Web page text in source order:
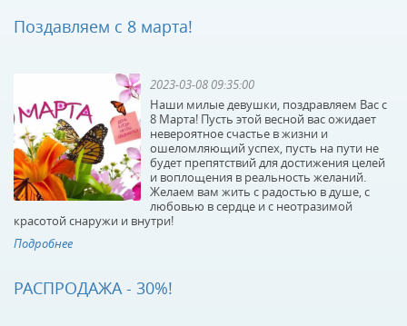
Поздавляем с 8 марта!
2023-03-08 09:35:00
Наши милые девушки, поздравляем Вас с
8 Марта! Пусть этой весной вас ожидает
невероятное счастье в жизни и
ошеломляющий успех, пусть на пути не
будет препятствий для достижения целей
и воплощения в реальность желаний.
Желаем вам жить с радостью в душе, с
любовью в сердце и с неотразимой
красотой снаружи и внутри!
Подробнее
РАСПРОДАЖА - 30%!